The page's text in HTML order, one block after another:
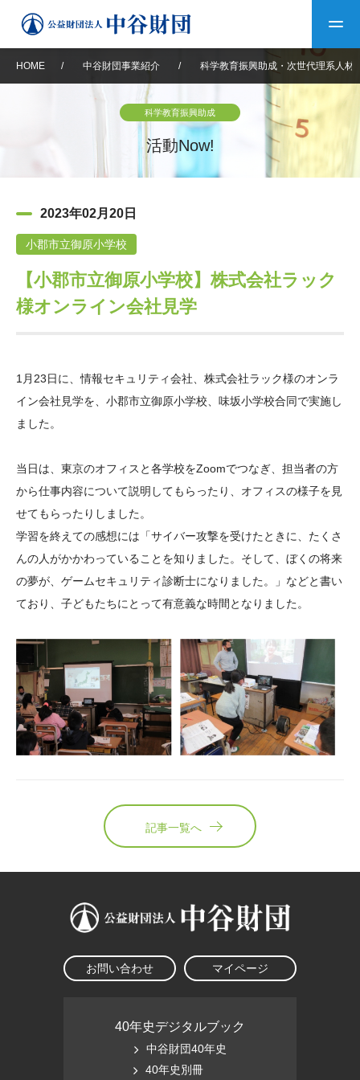
中谷財団について
設立趣意書
沿革 40年史デジタルブック
中谷財団40年史
役員・評議員 公開情報
年報一覧
中谷財団事業紹介
神戸賞 長期大型研究助成
大学院生奨学金
国際学生交流プログラ
ム
次世代理系人材育成プ
ログラム助成
中谷財団動画紹介
その他情報
アクセス よくあるご質問
日本語 English
HOME / 中谷財団事業紹介 / 科学教育振興助成・次世代理系人材
科学教育振興助成
活動Now!
2023年02月20日
小郡市立御原小学校
【小郡市立御原小学校】株式会社ラック
様オンライン会社見学
1月23日に、情報セキュリティ会社、株式会社ラック様のオンラ
イン会社見学を、小郡市立御原小学校、味坂小学校合同で実施し
ました。
当日は、東京のオフィスと各学校をZoomでつなぎ、担当者の方
から仕事内容について説明してもらったり、オフィスの様子を見
せてもらったりしました。
学習を終えての感想には「サイバー攻撃を受けたときに、たくさ
んの人がかかわっていることを知りました。そして、ぼくの将来
の夢が、ゲームセキュリティ診断士になりました。」などと書い
ており、子どもたちにとって有意義な時間となりました。
記事一覧へ
お問い合わせ マイページ
40年史デジタルブック
中谷財団40年史
40年史別冊